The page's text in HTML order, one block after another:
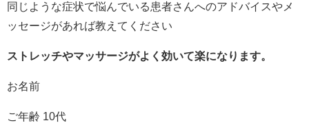
同じような症状で悩んでいる患者さんへのアドバイスやメ
ッセージがあれば教えてください
ストレッチやマッサージがよく効いて楽になります。
お名前
ご年齢 10代